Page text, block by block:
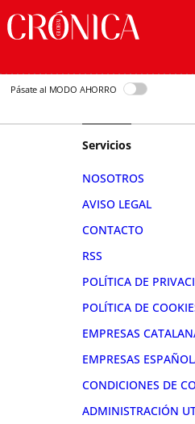
Pásate al MODO AHORRO
Servicios
NOSOTROS
AVISO LEGAL
CONTACTO
RSS
POLÍTICA DE
POLÍTICA DE
EMPRESAS
EMPRESAS
CONDICIONES DE
ADMINISTRACIÓN